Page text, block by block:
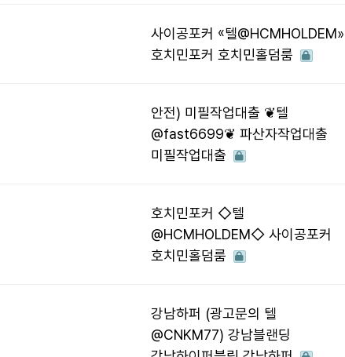
사이공포커 «텔@HCMHOLDEM»
호치민포커 호치민홀덤룸
안전) 미필작업대출 ❦텔
@fast6699❦ 파산자작업대출
미필작업대출
호치민포커 ◇텔
@HCMHOLDEM◇ 사이공포커
호치민홀덤룸
강남하퍼 (광고문의 텔
@CNKM77) 강남블랜딩